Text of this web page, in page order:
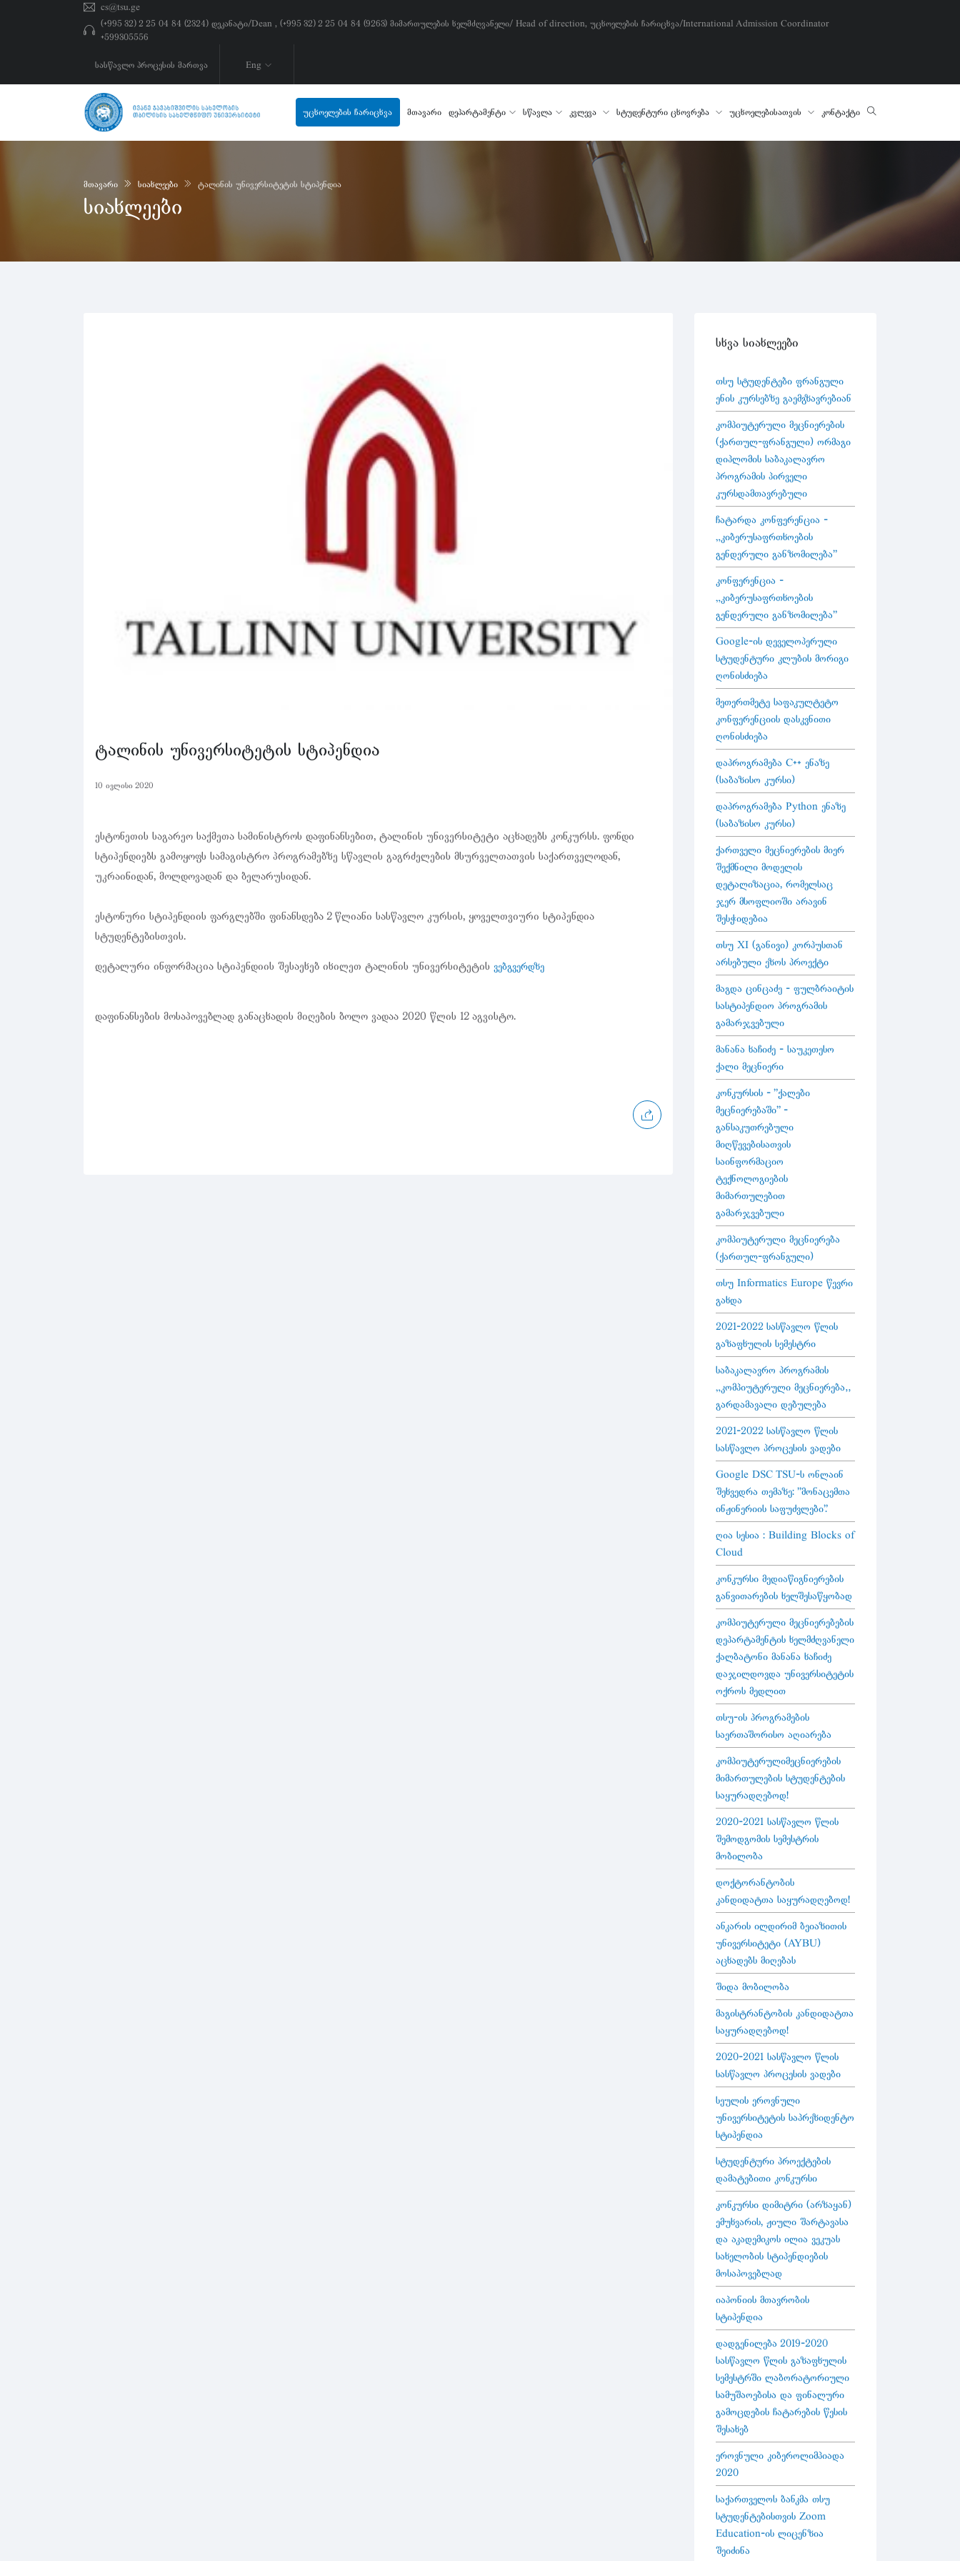
cs@tsu.ge
(+995 32) 2 25 04 84 (2324) დეკანატი/Dean , (+995 32) 2 25 04 84 (9263) მიმართულების ხელმძღვანელი/ Head of direction, უცხოელების ჩარიცხვა/International Admission Coordinator
+599305556
სასწავლო პროცესის მართვა Eng
უცხოელების ჩარიცხვა მთავარი დეპარტამენტი სწავლა კვლევა სტუდენტური ცხოვრება უცხოელებისათვის კონტაქტი
მთავარი სიახლეები ტალინის უნივერსიტეტის სტიპენდია
სიახლეები
ტალინის უნივერსიტეტის სტიპენდია
10 ივლისი 2020
ესტონეთის საგარეო საქმეთა სამინისტროს დაფინანსებით, ტალინის უნივერსიტეტი აცხადებს კონკურსს. ფონდი
სტიპენდიებს გამოყოფს სამაგისტრო პროგრამებზე სწავლის გაგრძელების მსურველთათვის საქართველოდან,
უკრაინიდან, მოლდოვადან და ბელარუსიდან.
ესტონური სტიპენდიის ფარგლებში ფინანსდება 2 წლიანი სასწავლო კურსის, ყოველთვიური სტიპენდია
სტუდენტებისთვის.
დეტალური ინფორმაცია სტიპენდიის შესაეხებ იხილეთ ტალინის უნივერსიტეტის ვებგვერდზე
დაფინანსების მოსაპოვებლად განაცხადის მიღების ბოლო ვადაა 2020 წლის 12 აგვისტო.
სხვა სიახლეები
თსუ სტუდენტები ფრანგული
ენის კურსებზე გაემგზავრებიან
კომპიუტერული მეცნიერების
(ქართულ-ფრანგული) ორმაგი
დიპლომის საბაკალავრო
პროგრამის პირველი
კურსდამთავრებული
ჩატარდა კონფერენცია -
„კიბერუსაფრთხოების
გენდერული განზომილება"
კონფერენცია -
„კიბერუსაფრთხოების
გენდერული განზომილება"
Google-ის დეველოპერული
სტუდენტური კლუბის მორიგი
ღონისძიება
მეთერთმეტე საფაკულტეტო
კონფერენციის დასკვნითი
ღონისძიება
დაპროგრამება C++ ენაზე
(საბაზისო კურსი)
დაპროგრამება Python ენაზე
(საბაზისო კურსი)
ქართველი მეცნიერების მიერ
შექმნილი მოდელის
დეტალიზაცია, რომელსაც
ჯერ მსოფლიოში არავინ
შესჭიდებია
თსუ XI (განივი) კორპუსთან
არსებული ეზოს პროექტი
მაგდა ცინცაძე - ფულბრაიტის
სასტიპენდიო პროგრამის
გამარჯვებული
მანანა ხაჩიძე - საუკეთესო
ქალი მეცნიერი
კონკურსის - "ქალები
მეცნიერებაში" -
განსაკუთრებული
მიღწევებისათვის
საინფორმაციო
ტექნოლოგიების
მიმართულებით
გამარჯვებული
კომპიუტერული მეცნიერება
(ქართულ-ფრანგული)
თსუ Informatics Europe წევრი
გახდა
2021-2022 სასწავლო წლის
გაზაფხულის სემესტრი
საბაკალავრო პროგრამის
„კომპიუტერული მეცნიერება“
გარდამავალი დებულება
2021-2022 სასწავლო წლის
სასწავლო პროცესის ვადები
Google DSC TSU-ს ონლაინ
შეხვედრა თემაზე: "მონაცემთა
ინჟინერიის საფუძვლები".
ღია სესია : Building Blocks of
Cloud
კონკურსი მედიაწიგნიერების
განვითარების ხელშესაწყობად
კომპიუტერული მეცნიერებების
დეპარტამენტის ხელმძღვანელი
ქალბატონი მანანა ხაჩიძე
დაჯილდოვდა უნივერსიტეტის
ოქროს მედლით
თსუ-ის პროგრამების
საერთაშორისო აღიარება
კომპიუტერულიმეცნიერების
მიმართულების სტუდენტების
საყურადღებოდ!
2020-2021 სასწავლო წლის
შემოდგომის სემესტრის
მობილობა
დოქტორანტობის
კანდიდატთა საყურადღებოდ!
ანკარის ილდირიმ ბეიაზითის
უნივერსიტეტი (AYBU)
აცხადებს მიღებას
შიდა მობილობა
მაგისტრანტობის კანდიდატთა
საყურადღებოდ!
2020-2021 სასწავლო წლის
სასწავლო პროცესის ვადები
სეულის ეროვნული
უნივერსიტეტის საპრეზიდენტო
სტიპენდია
სტუდენტური პროექტების
დამატებითი კონკურსი
კონკურსი დიმიტრი (არზაყან)
ემუხვარის, ჟიული შარტავასა
და აკადემიკოს ილია ვეკუას
სახელობის სტიპენდიების
მოსაპოვებლად
იაპონიის მთავრობის
სტიპენდია
დადგენილება 2019-2020
სასწავლო წლის გაზაფხულის
სემესტრში ლაბორატორიული
სამუშაოებისა და ფინალური
გამოცდების ჩატარების წესის
შესახებ
ეროვნული კიბეროლიმპიადა
2020
საქართველოს ბანკმა თსუ
სტუდენტებისთვის Zoom
Education-ის ლიცენზია
შეიძინა